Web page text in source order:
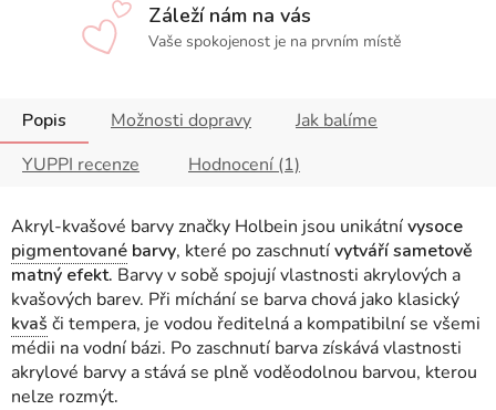
Záleží nám na vás
Vaše spokojenost je na prvním místě
Popis Možnosti dopravy
Jak balíme
YUPPI recenze
Hodnocení (1)
Akryl-kvašové barvy značky Holbein jsou unikátnívysoce
pigmentované barvy, které po zaschnutívytváří sametově
matný efekt. Barvy v sobě spojují vlastnosti akrylových a
kvašových barev. Při míchání se barva chová jako klasický
kvaš či tempera, je vodou ředitelná a kompatibilní se všemi
médii na vodní bázi. Po zaschnutí barva získává vlastnosti
akrylové barvy a stává se plně voděodolnou barvou, kterou
nelze rozmýt.